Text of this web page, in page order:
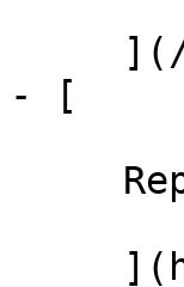
- [